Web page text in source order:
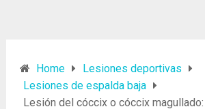
Home
Lesiones deportivas
Lesiones de espalda baja
Lesión del cóccix o cóccix